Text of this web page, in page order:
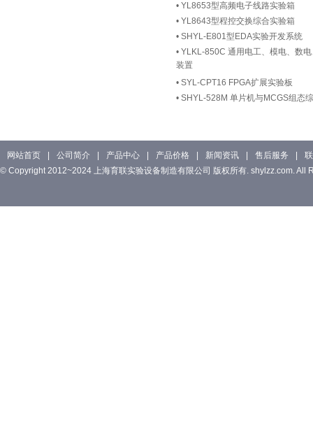
• YL8653型高频电子线路实验箱
• YL8643型程控交换综合实验箱
• SHYL-E801型EDA实验开发系统
• YLKL-850C 通用电工、模电、数
装置
• SYL-CPT16 FPGA扩展实验板
• SHYL-528M 单片机与MCGS组态
网站首页 公司简介 产品中心 产品价格 新闻资讯 售后服务
© Copyright 2012~2024 上海育联实验设备制造有限公司 版权所有. shylzz.com. All